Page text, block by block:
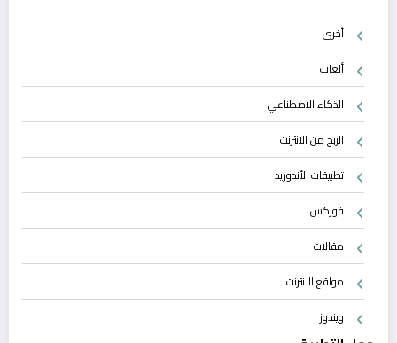
أخرى
ألعاب
الذكاء الاصطناعي
الربح من الانترنت
تطبيقات الأندوريد
فوركس
مقالات
مواقع الانترنت
ويندوز